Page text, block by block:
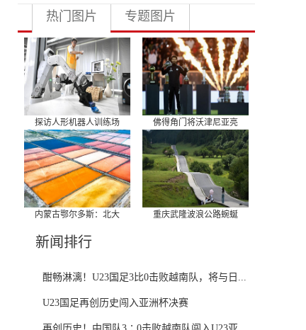
热门图片 专题图片
探访人形机器人训练场 佛得角门将沃津尼亚亮
内蒙古鄂尔多斯：北大 重庆武隆波浪公路蜿蜒
新闻排行
酣畅淋漓！U23国足3比0击败越南队，将与日...
U23国足再创历史闯入亚洲杯决赛